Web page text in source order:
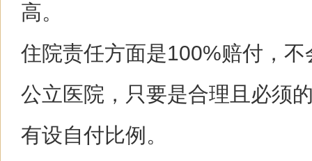
高。
住院责任方面是100%赔付，
公立医院，只要是合理且必须
有设自付比例。